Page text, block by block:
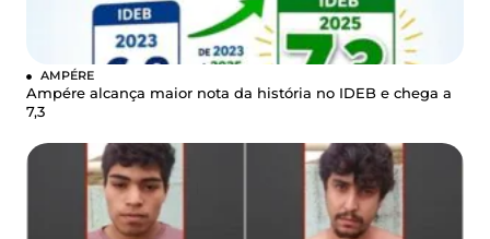
AMPÉRE
Ampére alcança maior nota da história no IDEB e chega a
7,3